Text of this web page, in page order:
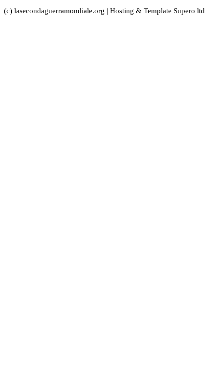
(c) lasecondaguerramondiale.org | Hosting & Template Supero ltd